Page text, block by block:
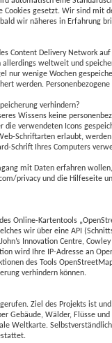
gesetzt. Wir sind mit
wir näheres in Erfahrung
Content Delivery Network
allerdings weltweit und
nur wenige Wochen
werden.
verhindern?
Wissens keine
verwendeten Icons
Schriftarten erlaubt,
Schrift Ihres Computers
mit Daten erfahren
privacy und die Hilfeseite
Online-Kartentools
wir über eine API
Innovation Centre,
wird Ihre IP-Adresse an
des Tools
verhindern können.
Ziel des Projekts ist
Gebäude, Wälder, Flüsse und
Weltkarte.